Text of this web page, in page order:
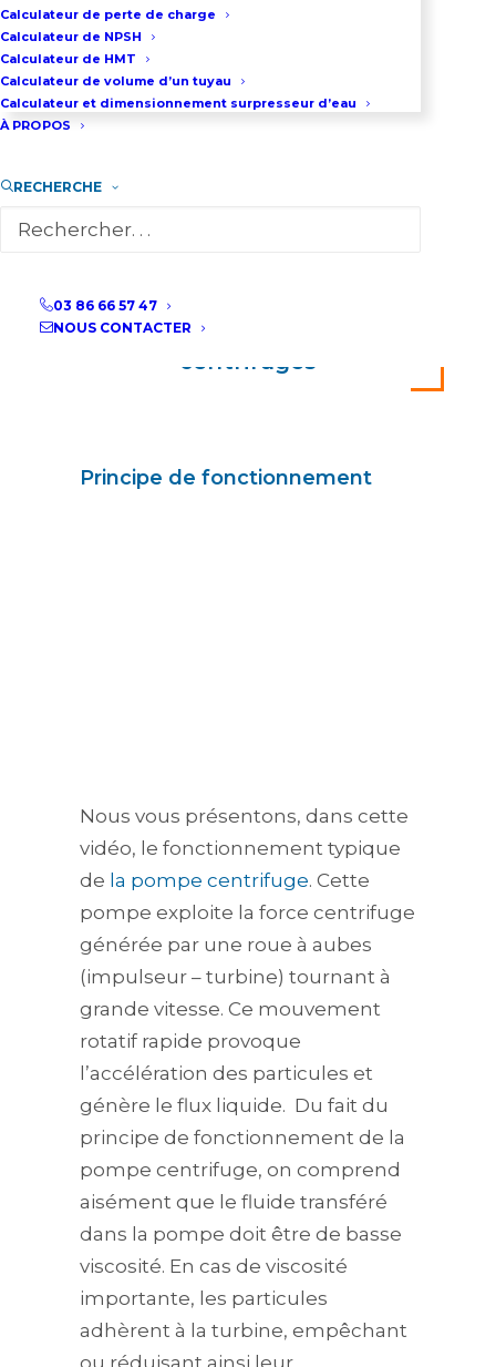
Calculateur de perte de charge
Calculateur de NPSH
Calculateur de HMT
Calculateur de volume d’un tuyau
Calculateur et dimensionnement surpresseur d’eau
À PROPOS
RECHERCHE
03 86 66 57 47
NOUS CONTACTER
Les pompes industrielles
centrifuges
Principe de fonctionnement
Nous vous présentons, dans cette
vidéo, le fonctionnement typique
de la pompe centrifuge. Cette
pompe exploite la force centrifuge
générée par une roue à aubes
(impulseur – turbine) tournant à
grande vitesse. Ce mouvement
rotatif rapide provoque
l’accélération des particules et
génère le flux liquide. Du fait du
principe de fonctionnement de la
pompe centrifuge, on comprend
aisément que le fluide transféré
dans la pompe doit être de basse
viscosité. En cas de viscosité
importante, les particules
adhèrent à la turbine, empêchant
ou réduisant ainsi leur